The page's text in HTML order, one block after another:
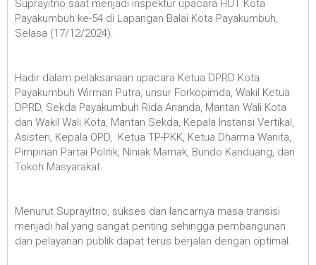
Suprayitno saat menjadi inspektur upacara HUT Kota
Payakumbuh ke-54 di Lapangan Balai Kota Payakumbuh,
Selasa (17/12/2024).
Hadir dalam pelaksanaan upacara Ketua DPRD Kota
Payakumbuh Wirman Putra, unsur Forkopimda, Wakil Ketua
DPRD, Sekda Payakumbuh Rida Ananda, Mantan Wali Kota
dan Wakil Wali Kota, Mantan Sekda, Kepala Instansi Vertikal,
Asisten, Kepala OPD, Ketua TP-PKK, Ketua Dharma Wanita,
Pimpinan Partai Politik, Niniak Mamak, Bundo Kanduang, dan
Tokoh Masyarakat.
Menurut Suprayitno, sukses dan lancarnya masa transisi
menjadi hal yang sangat penting sehingga pembangunan
dan pelayanan publik dapat terus berjalan dengan optimal.